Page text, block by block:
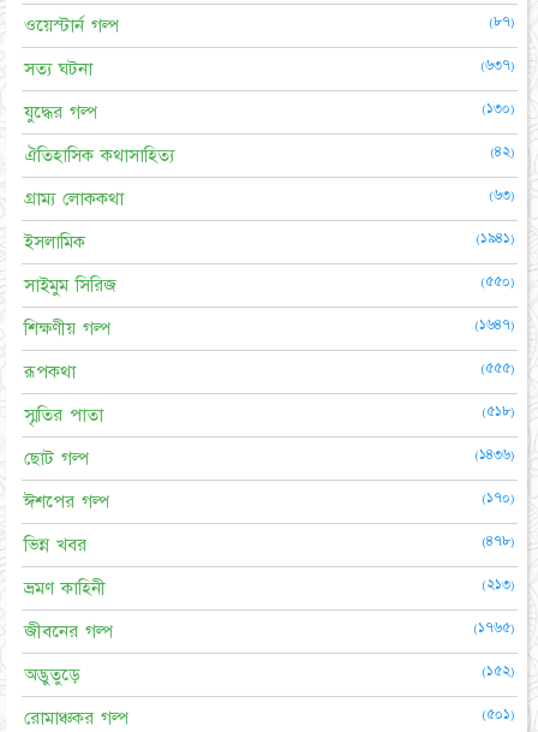
ওয়েস্টার্ন গল্প (৮৭)
সত্য ঘটনা (৬৩৭)
যুদ্ধের গল্প (১৩০)
ঐতিহাসিক কথাসাহিত্য (৪২)
গ্রাম্য লোককথা (৬৩)
ইসলামিক (১৯৪১)
সাইমুম সিরিজ (৫৫০)
শিক্ষণীয় গল্প (১৬৪৭)
রূপকথা (৫৫৫)
স্মৃতির পাতা (৫১৮)
ছোট গল্প (১৪৩৬)
ঈশপের গল্প (১৭০)
ভিন্ন খবর (৪৭৮)
ভ্রমণ কাহিনী (২১৩)
জীবনের গল্প (১৭৬৫)
অদ্ভুতুড়ে (১৫২)
রোমাঞ্চকর গল্প (৫০১)